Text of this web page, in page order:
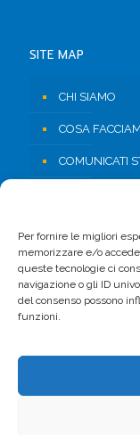
Per fornire le migliori
memorizzare e/o
queste tecnologie ci
navigazione o gli ID
del consenso possono
funzioni.
SITE MAP
CHI SIAMO
COSA
COMUNICATI
AREA
FACEBOOK